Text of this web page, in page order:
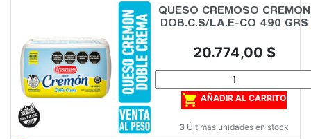
QUESO CREMOSO CREMON
DOB.C.S/LA.E-CO 490 GRS
Precio
20.774,00 $
 AÑADIR AL CARRITO
3 Últimas unidades en stock